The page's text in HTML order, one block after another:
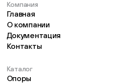
Компания
Главная
О компании
Документация
Контакты
Каталог
Опоры